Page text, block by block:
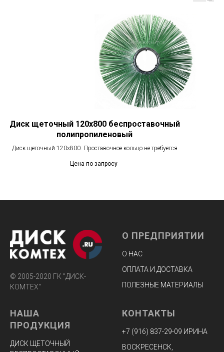
Диск щеточный 120х800 беспроставочный
полипропиленовый
Диск щеточный 120х800. Проставочное кольцо не требуется
Цена по запросу
© 2005-2020 ГК "ДИСК-
КОМТЕХ"
О ПРЕДПРИЯТИИ
О НАС
ОПЛАТА И ДОСТАВКА
ПОЛЕЗНЫЕ МАТЕРИАЛЫ
НАША
ПРОДУКЦИЯ
ДИСК ЩЕТОЧНЫЙ
КОНТАКТЫ
+7 (916) 837-29-09 ИРИНА
ВОСКРЕСЕНСК,